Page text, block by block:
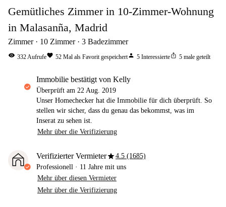
Gemütliches Zimmer in 10-Zimmer-Wohnung
in Malasanña, Madrid
Zimmer 10 Zimmer 3 Badezimmer
visibility 332Aufrufefavorite 52 Mal als Favorit gespeichertperson 5 Interessierteios_share 5 male geteilt
Immobilie bestätigt von Kelly
Überprüft am 22 Aug. 2019
Unser Homechecker hat die Immobilie für dich überprüft. So
stellen wir sicher, dass du genau das bekommst, was im
Inserat zu sehen ist.
Mehr über die Verifizierung
Verifizierter Vermieterstar4.5 (1685)
Professionell · 11 Jahre mit uns
Mehr über diesen Vermieter
Mehr über die Verifizierung